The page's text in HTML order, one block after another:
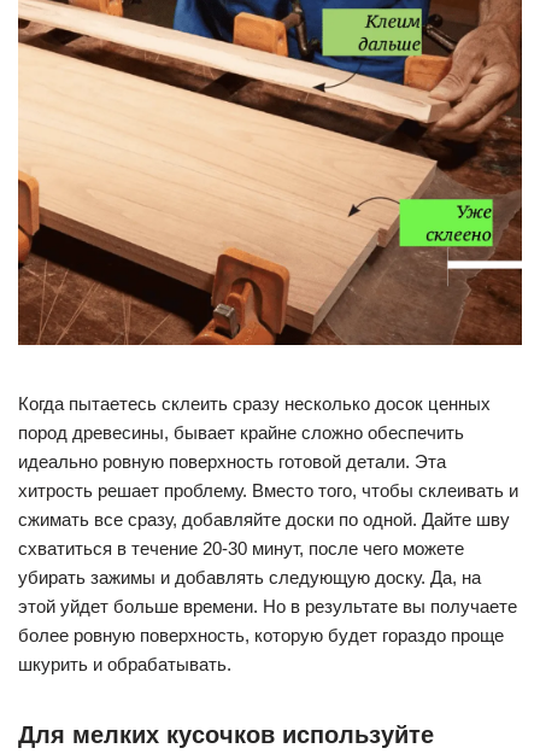
Когда пытаетесь склеить сразу несколько досок ценных
пород древесины, бывает крайне сложно обеспечить
идеально ровную поверхность готовой детали. Эта
хитрость решает проблему. Вместо того, чтобы склеивать и
сжимать все сразу, добавляйте доски по одной. Дайте шву
схватиться в течение 20-30 минут, после чего можете
убирать зажимы и добавлять следующую доску. Да, на
этой уйдет больше времени. Но в результате вы получаете
более ровную поверхность, которую будет гораздо проще
шкурить и обрабатывать.
Для мелких кусочков используйте